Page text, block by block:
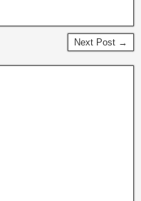
Next Post →